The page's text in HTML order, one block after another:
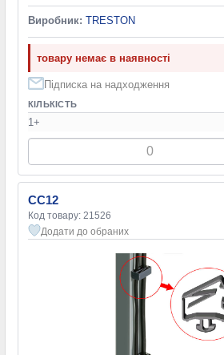
Виробник: TRESTON
товару немає в наявності
Підписка на надходження
КІЛЬКІСТЬ
1+
CC12
Код товару: 21526
Додати до обраних